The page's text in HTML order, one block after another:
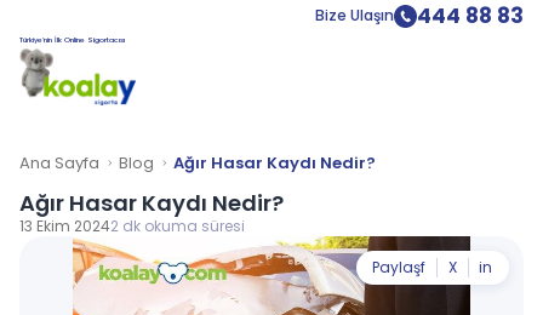
Bize Ulaşın 444 88 83
Türkiye’nin İlk Online Sigortacısı
Ana Sayfa Blog Ağır Hasar Kaydı Nedir?
Ağır Hasar Kaydı Nedir?
13 Ekim 20242 dk okuma süresi
Paylaşf X in